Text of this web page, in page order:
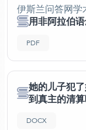
伊斯兰问答网学
用非阿拉伯
PDF
她的儿子犯
到真主的清
DOCX